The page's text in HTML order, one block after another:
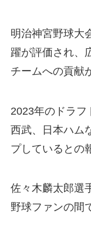
明治神宮野球大
躍が評価され、
チームへの貢献
2023年のドラフ
西武、日本ハム
プしているとの
佐々木麟太郎選
野球ファンの間